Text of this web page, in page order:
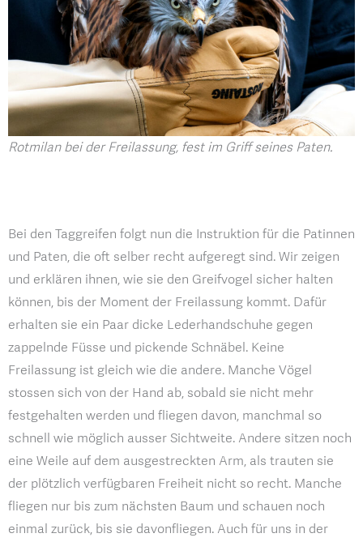
Rotmilan bei der Freilassung, fest im Griff seines Paten.
Bei den Taggreifen folgt nun die Instruktion für die Patinnen
und Paten, die oft selber recht aufgeregt sind. Wir zeigen
und erklären ihnen, wie sie den Greifvogel sicher halten
können, bis der Moment der Freilassung kommt. Dafür
erhalten sie ein Paar dicke Lederhandschuhe gegen
zappelnde Füsse und pickende Schnäbel. Keine
Freilassung ist gleich wie die andere. Manche Vögel
stossen sich von der Hand ab, sobald sie nicht mehr
festgehalten werden und fliegen davon, manchmal so
schnell wie möglich ausser Sichtweite. Andere sitzen noch
eine Weile auf dem ausgestreckten Arm, als trauten sie
der plötzlich verfügbaren Freiheit nicht so recht. Manche
fliegen nur bis zum nächsten Baum und schauen noch
einmal zurück, bis sie davonfliegen. Auch für uns in der